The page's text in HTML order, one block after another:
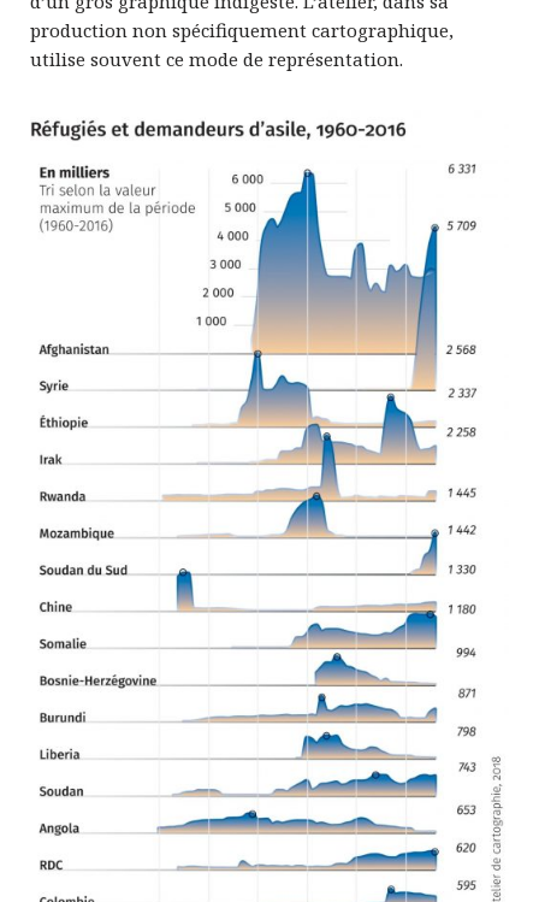
production non spécifiquement cartographique,
utilise souvent ce mode de représentation.